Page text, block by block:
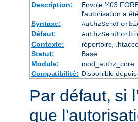
Description:
Envoie '403
l'autorisation a
Syntaxe:
Défaut:
Contexte:
répertoire,
Statut:
Base
Module:
mod_authz_core
Compatibilité: Disponible
Par défaut, si
que